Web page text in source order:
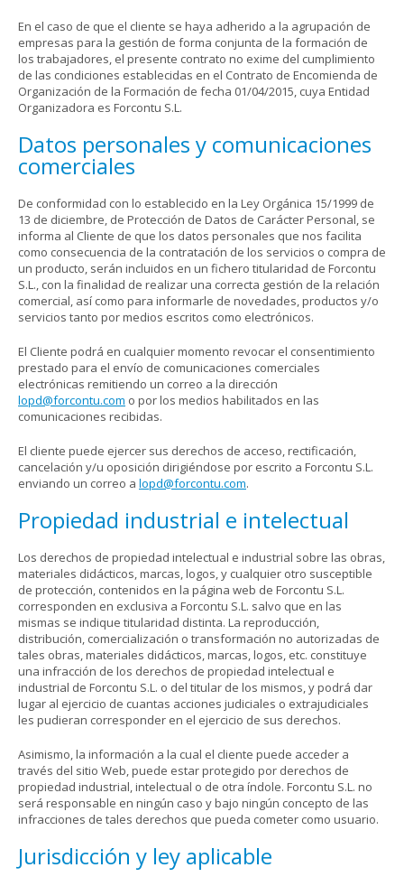
En el caso de que el cliente se haya adherido a la agrupación de
empresas para la gestión de forma conjunta de la formación de
los trabajadores, el presente contrato no exime del cumplimiento
de las condiciones establecidas en el Contrato de Encomienda de
Organización de la Formación de fecha 01/04/2015, cuya Entidad
Organizadora es Forcontu S.L.
Datos personales y comunicaciones
comerciales
De conformidad con lo establecido en la Ley Orgánica 15/1999 de
13 de diciembre, de Protección de Datos de Carácter Personal, se
informa al Cliente de que los datos personales que nos facilita
como consecuencia de la contratación de los servicios o compra de
un producto, serán incluidos en un fichero titularidad de Forcontu
S.L., con la finalidad de realizar una correcta gestión de la relación
comercial, así como para informarle de novedades, productos y/o
servicios tanto por medios escritos como electrónicos.
El Cliente podrá en cualquier momento revocar el consentimiento
prestado para el envío de comunicaciones comerciales
electrónicas remitiendo un correo a la dirección
lopd@forcontu.com o por los medios habilitados en las
comunicaciones recibidas.
El cliente puede ejercer sus derechos de acceso, rectificación,
cancelación y/u oposición dirigiéndose por escrito a Forcontu S.L.
enviando un correo a lopd@forcontu.com.
Propiedad industrial e intelectual
Los derechos de propiedad intelectual e industrial sobre las obras,
materiales didácticos, marcas, logos, y cualquier otro susceptible
de protección, contenidos en la página web de Forcontu S.L.
corresponden en exclusiva a Forcontu S.L. salvo que en las
mismas se indique titularidad distinta. La reproducción,
distribución, comercialización o transformación no autorizadas de
tales obras, materiales didácticos, marcas, logos, etc. constituye
una infracción de los derechos de propiedad intelectual e
industrial de Forcontu S.L. o del titular de los mismos, y podrá dar
lugar al ejercicio de cuantas acciones judiciales o extrajudiciales
les pudieran corresponder en el ejercicio de sus derechos.
Asimismo, la información a la cual el cliente puede acceder a
través del sitio Web, puede estar protegido por derechos de
propiedad industrial, intelectual o de otra índole. Forcontu S.L. no
será responsable en ningún caso y bajo ningún concepto de las
infracciones de tales derechos que pueda cometer como usuario.
Jurisdicción y ley aplicable